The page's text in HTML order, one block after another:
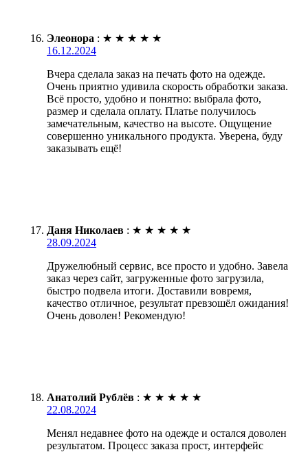
Элеонора : ★ ★ ★ ★ ★
16.12.2024
Вчера сделала заказ на печать фото на одежде.
Очень приятно удивила скорость обработки заказа.
Всё просто, удобно и понятно: выбрала фото,
размер и сделала оплату. Платье получилось
замечательным, качество на высоте. Ощущение
совершенно уникального продукта. Уверена, буду
заказывать ещё!
Даня Николаев : ★ ★ ★ ★ ★
28.09.2024
Дружелюбный сервис, все просто и удобно. Завела
заказ через сайт, загруженные фото загрузила,
быстро подвела итоги. Доставили вовремя,
качество отличное, результат превзошёл ожидания!
Очень доволен! Рекомендую!
Анатолий Рублёв : ★ ★ ★ ★ ★
22.08.2024
Менял недавнее фото на одежде и остался доволен
результатом. Процесс заказа прост, интерфейс